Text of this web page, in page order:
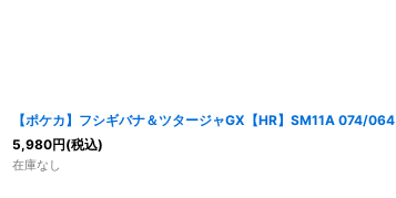
【ポケカ】フシギバナ＆ツタージャGX【HR】SM11A 074/064
5,980円(税込)
在庫なし